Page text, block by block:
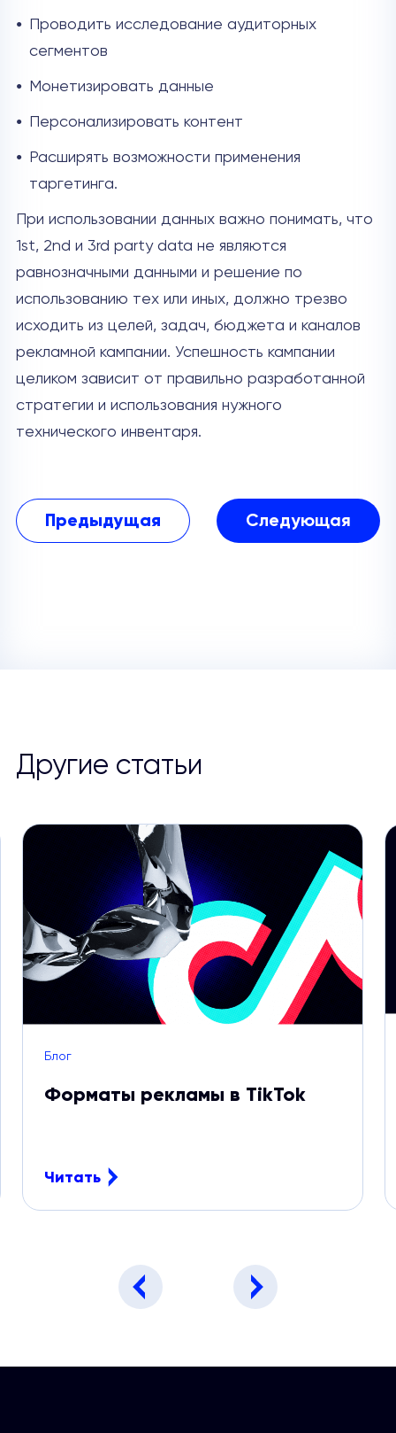
Проводить исследование аудиторных
сегментов
Монетизировать данные
Персонализировать контент
Расширять возможности применения
таргетинга.
При использовании данных важно понимать, что
1st, 2nd и 3rd party data не являются
равнозначными данными и решение по
использованию тех или иных, должно трезво
исходить из целей, задач, бюджета и каналов
рекламной кампании. Успешность кампании
целиком зависит от правильно разработанной
стратегии и использования нужного
технического инвентаря.
Предыдущая Следующая
Другие статьи
Блог
Форматы рекламы в TikTok
Читать